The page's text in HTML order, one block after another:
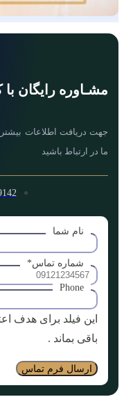
مشـاوره رایگان
جهت دریافت اطلاعات بیشتر
ما در ارتباط باشید
نام شما
شماره تماس*
Phone
این فیلد برای هدف
باقی بماند .